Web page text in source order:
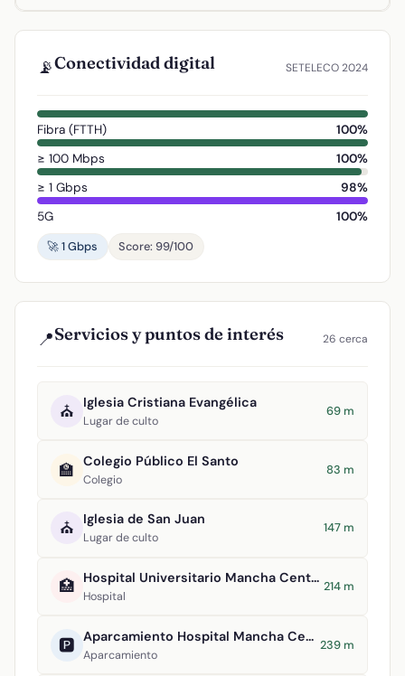
📡Conectividad digital SETELECO 2024
Fibra (FTTH)
100%
≥ 100 Mbps
100%
≥ 1 Gbps
98%
5G
100%
🚀 1 Gbps
Score: 99/100
📍Servicios y puntos de interés 26 cerca
⛪ Iglesia Cristiana Evangélica
Lugar de culto
69 m
🏫 Colegio Público El Santo
Colegio
83 m
⛪ Iglesia de San Juan
Lugar de culto
147 m
🏥 Hospital Universitario Mancha Centro
Hospital
214 m
🅿️ Aparcamiento Hospital Mancha Centro
Aparcamiento
239 m